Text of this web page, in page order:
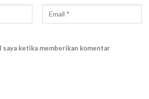
saya ketika memberikan komentar